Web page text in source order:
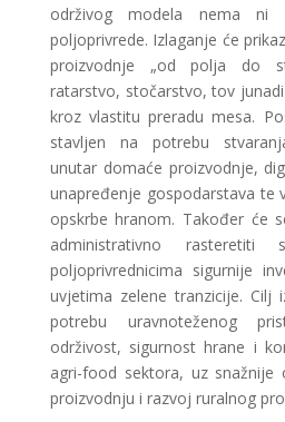
održivog modela nema ni
poljoprivrede. Izlaganje će
proizvodnje „od polja do
ratarstvo, stočarstvo, tov
kroz vlastitu preradu mesa.
stavljen na potrebu
unutar domaće proizvodnje,
unapređenje gospodarstava te
opskrbe hranom. Također će
administrativno
poljoprivrednicima sigurnije
uvjetima zelene tranzicije. Cilj
potrebu uravnoteženog
održivost, sigurnost hrane i
agri-food sektora, uz snažnije
proizvodnju i razvoj ruralnog